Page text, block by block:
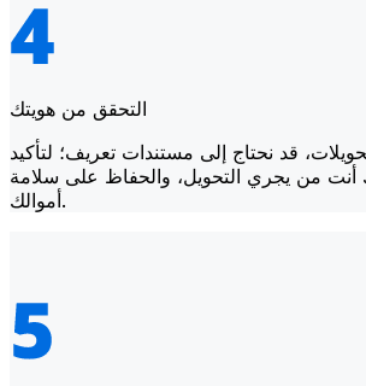
التحقق من هويتك
قد نحتاج إلى مستندات تعريف؛ لتأكيد
أنت من يجري التحويل، والحفاظ على سلامة
أموالك.